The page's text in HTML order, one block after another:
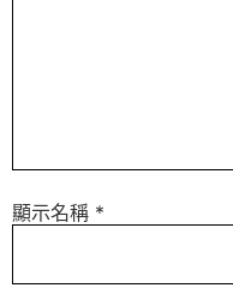
顯示名稱 *